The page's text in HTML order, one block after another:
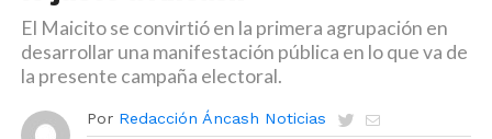
El Maicito se convirtió en la primera agrupación en
desarrollar una manifestación pública en lo que va de
la presente campaña electoral.
Por Redacción Áncash Noticias